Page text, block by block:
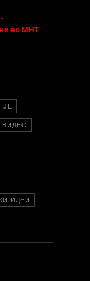
во МНТ
ВИДЕО
ИДЕИ